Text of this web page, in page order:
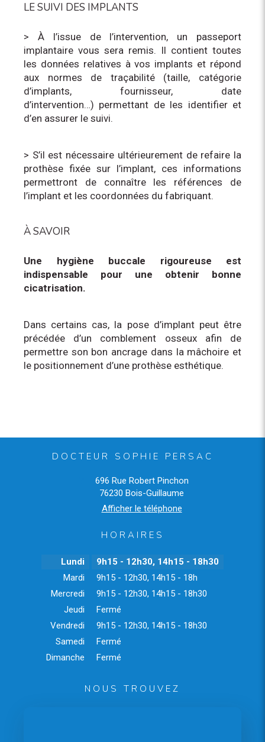
LE SUIVI DES IMPLANTS
> À l’issue de l’intervention, un passeport
implantaire vous sera remis. Il contient toutes
les données relatives à vos implants et répond
aux normes de traçabilité (taille, catégorie
d’implants, fournisseur, date
d’intervention…) permettant de les identifier et
d’en assurer le suivi.
> S’il est nécessaire ultérieurement de refaire la
prothèse fixée sur l’implant, ces informations
permettront de connaître les références de
l’implant et les coordonnées du fabriquant.
À SAVOIR
Une hygiène buccale rigoureuse est
indispensable pour une obtenir bonne
cicatrisation.
Dans certains cas, la pose d’implant peut être
précédée d’un comblement osseux afin de
permettre son bon ancrage dans la mâchoire et
le positionnement d’une prothèse esthétique.
DOCTEUR SOPHIE PERSAC
696 Rue Robert Pinchon
76230 Bois-Guillaume
Afficher le téléphone
HORAIRES
Lundi 9h15 - 12h30, 14h15 - 18h30
Mardi
9h15 - 12h30, 14h15 - 18h
Mercredi
9h15 - 12h30, 14h15 - 18h30
Jeudi
Fermé
Vendredi
9h15 - 12h30, 14h15 - 18h30
Samedi
Fermé
Dimanche
Fermé
NOUS TROUVEZ